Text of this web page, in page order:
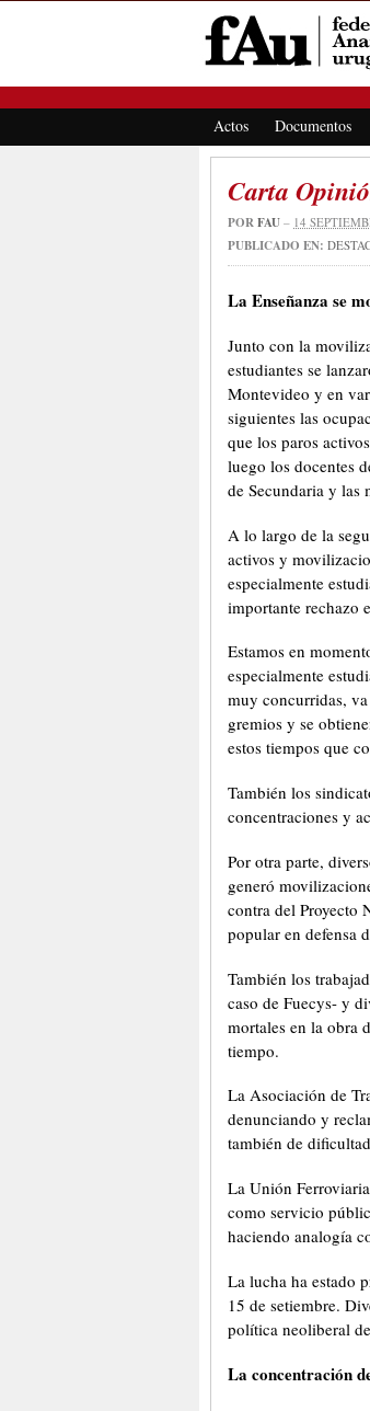
Actos Documentos
Carta
PORFAU – 14
PUBLICADO EN:
La Enseñanza se
Junto con la
estudiantes se
Montevideo y en
siguientes las
que los paros
luego los docentes
de Secundaria y las
A lo largo de la
activos y
especialmente
importante rechazo
Estamos en
especialmente
muy concurridas,
gremios y se
estos tiempos que
También los
concentraciones y
Por otra parte,
generó
contra del Proyecto
popular en defensa
También los
caso de Fuecys- y
mortales en la obra
tiempo.
La Asociación de
denunciando y
también de
La Unión
como servicio
haciendo analogía
La lucha ha estado
15 de setiembre.
política neoliberal
La concentración